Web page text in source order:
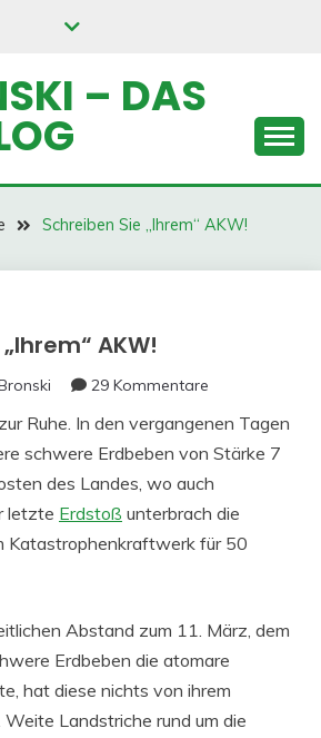
– DAS
Schreiben Sie „Ihrem“ AKW!
AKW!
29 Kommentare
Ruhe. In den vergangenen Tagen
schwere Erdbeben von Stärke 7
des Landes, wo auch
letzte Erdstoß unterbrach die
Katastrophenkraftwerk für 50
Abstand zum 11. März, dem
Erdbeben die atomare
hat diese nichts von ihrem
Landstriche rund um die